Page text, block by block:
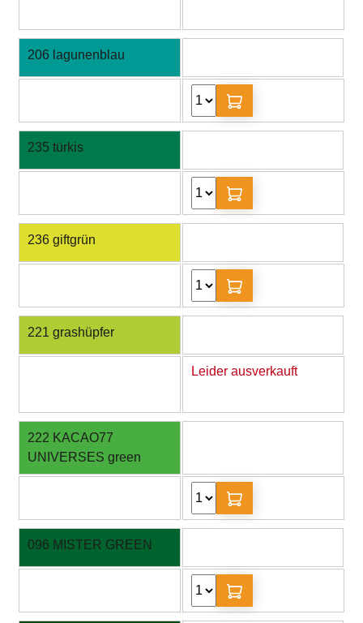
206 lagunenblau
235 türkis
236 giftgrün
221 grashüpfer
Leider ausverkauft
222 KACAO77
UNIVERSES green
096 MISTER GREEN